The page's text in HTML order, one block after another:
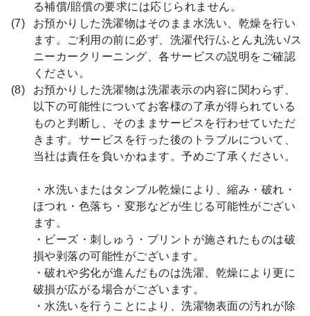
る補償/賠償の要求には応じられません。
お預かりした洗濯物はそのまま水洗い、乾燥を行い
ます。ご利用の前に必ず、洗濯代行/ふとん丸洗い/ス
ニーカークリーニング、各サービスの説明をご確認
ください。
お預かりした洗濯物は洗濯表示の内容に関わらず、
以下の可能性についてお客様の了承が得られている
ものと判断し、そのままサービスを行わせていただ
きます。サービスを行った後のトラブルについて、
当社は責任を負いかねます。予めご了承ください。
・水洗いまたはタンブル乾燥により、縮み・破れ・
ほつれ・色落ち・変形などが生じる可能性がござい
ます。
・ビーズ・刺しゅう・プリントが施されたものは破
損や剥落の可能性がございます。
・破れや劣化が進んだものは洗濯、乾燥により更に
破損が広がる場合がございます。
・水洗いを行うことにより、洗濯物表面の汚れが除